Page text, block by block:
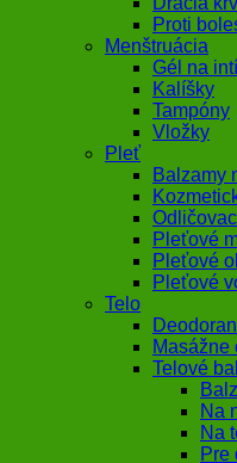
Proti
Menštruácia
Gél na
Kalíšky
Tampóny
Vložky
Pleť
Balzamy
Pleťové
Pleťové
Pleťové
Telo
Masážne
Telové
Na
Na
Pre